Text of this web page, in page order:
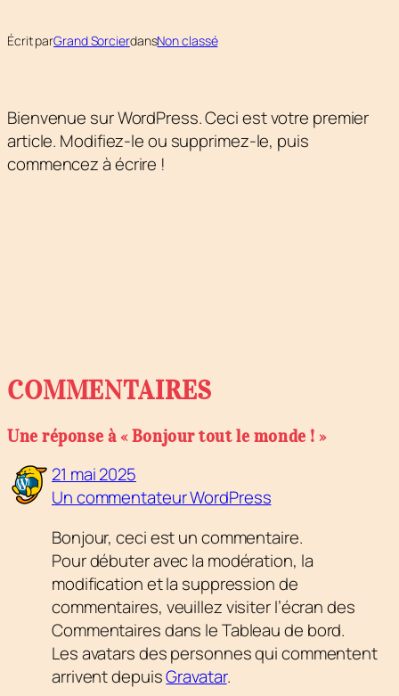
Écrit parGrand SorcierdansNon classé
Bienvenue sur WordPress. Ceci est votre premier
article. Modifiez-le ou supprimez-le, puis
commencez à écrire !
COMMENTAIRES
Une réponse à « Bonjour tout le monde ! »
21 mai 2025
Un commentateur WordPress
Bonjour, ceci est un commentaire.
Pour débuter avec la modération, la
modification et la suppression de
commentaires, veuillez visiter l’écran des
Commentaires dans le Tableau de bord.
Les avatars des personnes qui commentent
arrivent depuisGravatar.